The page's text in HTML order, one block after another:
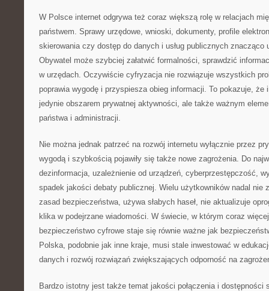
W Polsce internet odgrywa też coraz większą rolę w relacjach
państwem. Sprawy urzędowe, wnioski, dokumenty, profile
skierowania czy dostęp do danych i usług publicznych znacząco
Obywatel może szybciej załatwić formalności, sprawdzić
w urzędach. Oczywiście cyfryzacja nie rozwiązuje wszystkich
poprawia wygodę i przyspiesza obieg informacji. To pokazuje, że
jedynie obszarem prywatnej aktywności, ale także ważnym
państwa i administracji.
Nie można jednak patrzeć na rozwój internetu wyłącznie przez
wygodą i szybkością pojawiły się także nowe zagrożenia. Do
dezinformacja, uzależnienie od urządzeń, cyberprzestępczość,
spadek jakości debaty publicznej. Wielu użytkowników nadal nie
zasad bezpieczeństwa, używa słabych haseł, nie aktualizuje
klika w podejrzane wiadomości. W świecie, w którym coraz
bezpieczeństwo cyfrowe staje się równie ważne jak
Polska, podobnie jak inne kraje, musi stale inwestować w
danych i rozwój rozwiązań zwiększających odporność na
Bardzo istotny jest także temat jakości połączenia i dostępności